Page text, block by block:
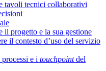
tavoli tecnici collaborativi
il progetto e la sua gestione
il contesto d’uso del servizio
e i touchpointdel